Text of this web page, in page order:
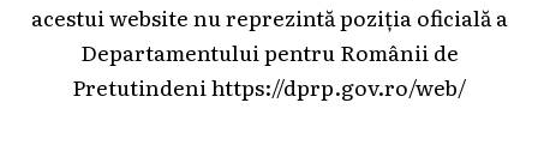
acestui website nu reprezintă poziția oficială a
Departamentului pentru Românii de
Pretutindenihttps://dprp.gov.ro/web/